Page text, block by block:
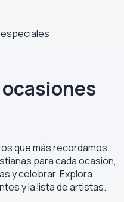
que más recordamos.
para cada ocasión,
y celebrar. Explora
y lalista de artistas.